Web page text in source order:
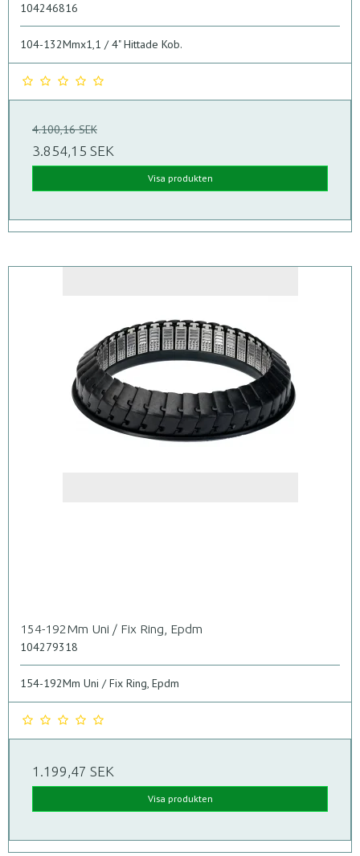
104246816
104-132Mmx1,1 / 4" Hittade Kob.
4.100,16 SEK
3.854,15 SEK
Visa produkten
154-192Mm Uni / Fix Ring, Epdm
104279318
154-192Mm Uni / Fix Ring, Epdm
1.199,47 SEK
Visa produkten